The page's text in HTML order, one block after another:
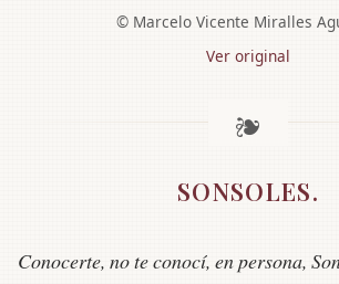
© Marcelo Vicente Miralles
Ver original
SONSOLES.
Conocerte, no te conocí, en persona,